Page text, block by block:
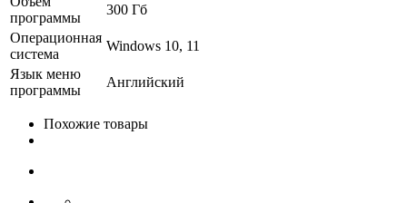
программы
300 Гб
Операционная
система
Windows 10, 11
Язык меню
программы
Английский
Похожие товары